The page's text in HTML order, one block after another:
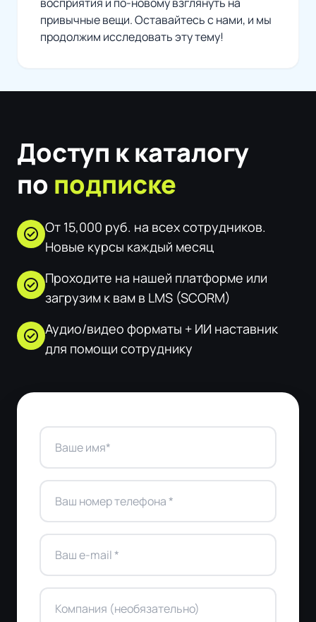
привычные вещи. Оставайтесь с нами, и мы
продолжим исследовать эту тему!
Доступ к каталогу
по подписке
check_circle От 15,000 руб. на всех сотрудников.
Новые курсы каждый месяц
check_circle Проходите на нашей платформе или
загрузим к вам в LMS (SCORM)
check_circle Аудио/видео форматы + ИИ наставник
для помощи сотруднику